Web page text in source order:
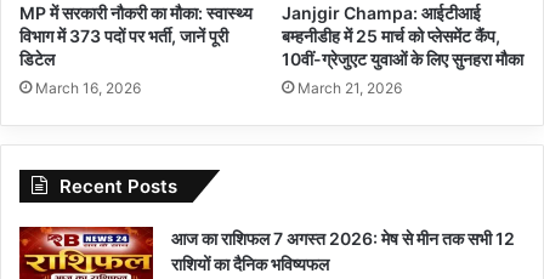
MP में सरकारी नौकरी का मौका: स्वास्थ्य
विभाग में 373 पदों पर भर्ती, जानें पूरी
डिटेल
March 16, 2026
Janjgir Champa: आईटीआई
बम्हनीडीह में 25 मार्च को प्लेसमेंट कैंप,
10वीं-ग्रेजुएट युवाओं के लिए सुनहरा मौका
March 21, 2026
Recent Posts
आज का राशिफल 7 अगस्त 2026: मेष से मीन तक सभी 12
राशियों का दैनिक भविष्यफल